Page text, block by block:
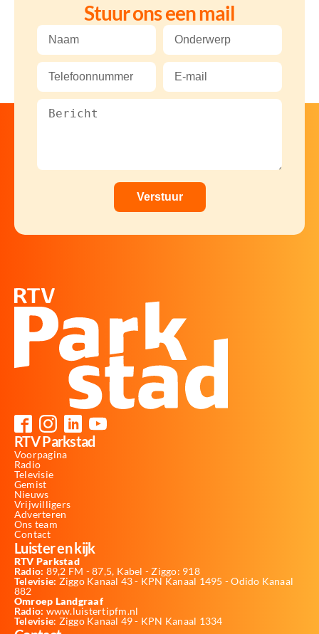
Stuur ons een mail
RTV Parkstad
Voorpagina
Radio
Televisie
Gemist
Nieuws
Vrijwilligers
Adverteren
Ons team
Contact
Luister en kijk
RTV Parkstad
Radio: 89,2 FM - 87,5, Kabel - Ziggo: 918
Televisie: Ziggo Kanaal 43 - KPN Kanaal 1495 - Odido Kanaal
882
Omroep Landgraaf
Radio: www.luistertipfm.nl
Televisie: Ziggo Kanaal 49 - KPN Kanaal 1334